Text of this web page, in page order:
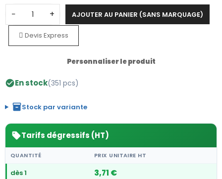
− + AJOUTER AU PANIER (SANS MARQUAGE)
Devis Express
Personnaliser le produit
check_circleEn stock(351 pcs)
inventory_2Stock par variante
sellTarifs dégressifs (HT)
QUANTITÉ PRIX UNITAIRE HT
dès 1 3,71 €